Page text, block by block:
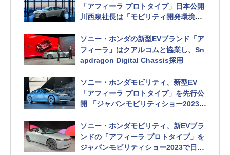
「アフィーラ プロトタイプ」日本公開
川西泉社長は「モビリティ開発環境の
ソニー・ホンダの新型EVブランド「ア
フィーラ」はクアルコムと協業し、Sn
apdragon Digital Chassis採用
ソニー・ホンダモビリティ、新型EV
「アフィーラ プロトタイプ」を先行公
開 「ジャパンモビリティショー2023」
ソニー・ホンダモビリティ、新EVブラ
ンドの「アフィーラ プロトタイプ」を
ジャパンモビリティショー2023で日本